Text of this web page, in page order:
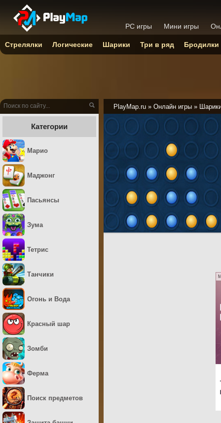
PlayMap.ru » Онлайн игры »
Категории
Марио
Маджонг
Пасьянсы
Зума
Тетрис
Танчики
Огонь и Вода
Красный шар
Зомби
Ферма
Поиск предметов
PC игры Мини игры
Стрелялки Логические Шарики Три в ряд Бродилки